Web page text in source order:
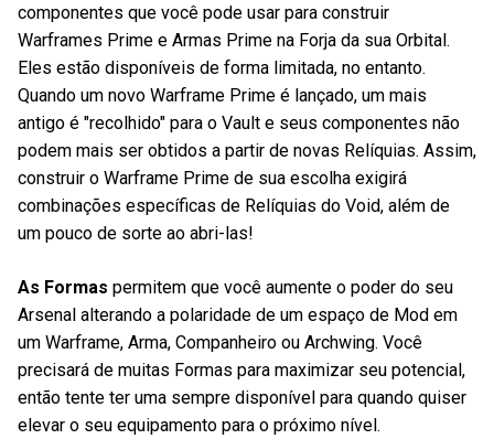
componentes que você pode usar para construir
Warframes Prime e Armas Prime na Forja da sua Orbital.
Eles estão disponíveis de forma limitada, no entanto.
Quando um novo Warframe Prime é lançado, um mais
antigo é "recolhido" para o Vault e seus componentes não
podem mais ser obtidos a partir de novas Relíquias. Assim,
construir o Warframe Prime de sua escolha exigirá
combinações específicas de Relíquias do Void, além de
um pouco de sorte ao abri-las!
As Formas permitem que você aumente o poder do seu
Arsenal alterando a polaridade de um espaço de Mod em
um Warframe, Arma, Companheiro ou Archwing. Você
precisará de muitas Formas para maximizar seu potencial,
então tente ter uma sempre disponível para quando quiser
elevar o seu equipamento para o próximo nível.